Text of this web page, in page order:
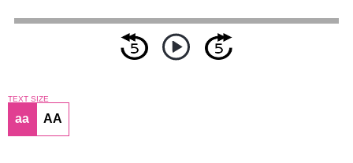
TEXT SIZE
aa AA